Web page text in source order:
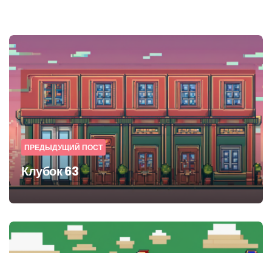
Post
navigation
ПРЕДЫДУЩИЙ ПОСТ
Клубок 63